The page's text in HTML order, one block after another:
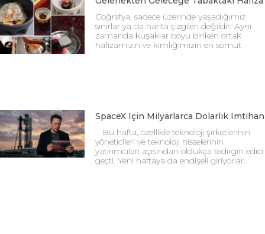
Coğrafya, sadece üzerinde yaşadığımız
sınırlar ya da harita çizgileri değildir. Aynı
zamanda kuşaklar boyu biriken ortak
hafızamızın ve kimliğimizin en somut
SpaceX Için Milyarlarca Dolarlık Imtihan
Bu hafta, özellikle teknoloji şirketlerinin
yöneticileri ve teknoloji hisselerinin
yatırımcıları açısından oldukça tedirgin edici
geçti. Yeni haftaya da endişeli giriyorlar.